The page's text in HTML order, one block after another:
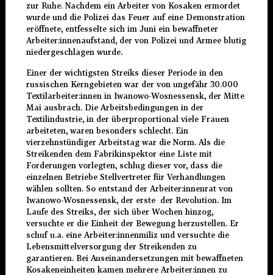
zur Ruhe. Nachdem ein Arbeiter von Kosaken ermordet
wurde und die Polizei das Feuer auf eine Demonstration
eröffnete, entfesselte sich im Juni ein bewaffneter
Arbeiter:innenaufstand, der von Polizei und Armee blutig
niedergeschlagen wurde.
Einer der wichtigsten Streiks dieser Periode in den
russischen Kerngebieten war der von ungefähr 30.000
Textilarbeiter:innen in Iwanowo-Wosnessensk, der Mitte
Mai ausbrach. Die Arbeitsbedingungen in der
Textilindustrie, in der überproportional viele Frauen
arbeiteten, waren besonders schlecht. Ein
vierzehnstündiger Arbeitstag war die Norm. Als die
Streikenden dem Fabrikinspektor eine Liste mit
Forderungen vorlegten, schlug dieser vor, dass die
einzelnen Betriebe Stellvertreter für Verhandlungen
wählen sollten. So entstand der Arbeiter:innenrat von
Iwanowo-Wosnessensk, der erste der Revolution. Im
Laufe des Streiks, der sich über Wochen hinzog,
versuchte er die Einheit der Bewegung herzustellen. Er
schuf u.a. eine Arbeiter:innenmiliz und versuchte die
Lebensmittelversorgung der Streikenden zu
garantieren. Bei Auseinandersetzungen mit bewaffneten
Kosakeneinheiten kamen mehrere Arbeiter:innen zu